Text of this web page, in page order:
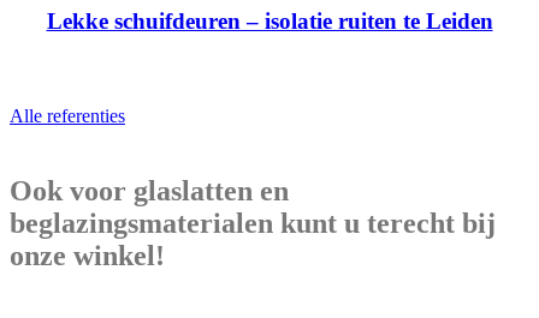
Lekke schuifdeuren – isolatie ruiten te Leiden
Alle referenties
Ook voor glaslatten en
beglazingsmaterialen kunt u terecht bij
onze winkel!